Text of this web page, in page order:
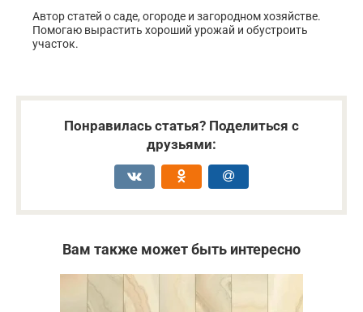
Автор статей о саде, огороде и загородном хозяйстве.
Помогаю вырастить хороший урожай и обустроить
участок.
Понравилась статья? Поделиться с
друзьями:
Вам также может быть интересно